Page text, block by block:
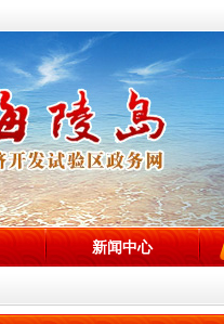
新闻中心